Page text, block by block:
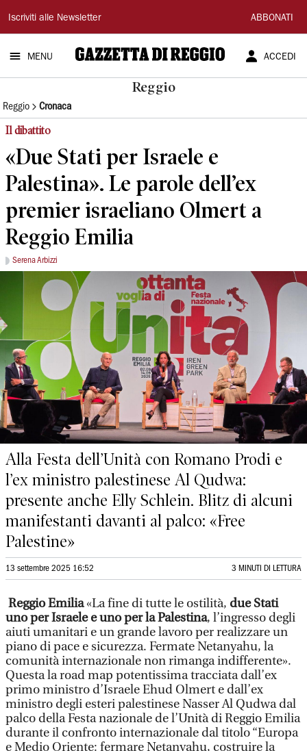
Gazzetta
di
Reggio
Iscriviti alle Newsletter ABBONATI
MENU ACCEDI
Reggio
Reggio Cronaca
Il dibattito
«Due Stati per Israele e
Palestina». Le parole dell’ex
premier israeliano Olmert a
Reggio Emilia
Serena Arbizzi
Alla Festa dell’Unità con Romano Prodi e
l’ex ministro palestinese Al Qudwa:
presente anche Elly Schlein. Blitz di alcuni
manifestanti davanti al palco: «Free
Palestine»
13 settembre 2025 16:52 3 MINUTI DI LETTURA
Reggio Emilia«La fine di tutte le ostilità, due Stati
uno per Israele e uno per la Palestina, l’ingresso degli
aiuti umanitari e un grande lavoro per realizzare un
piano di pace e sicurezza. Fermate Netanyahu, la
comunità internazionale non rimanga indifferente».
Questa la road map potentissima tracciata dall’ex
primo ministro d’Israele Ehud Olmert e dall’ex
ministro degli esteri palestinese Nasser Al Qudwa dal
palco della Festa nazionale de l’Unità di Reggio Emilia
durante il confronto internazionale dal titolo “Europa
e Medio Oriente: fermare Netanyahu, costruire la